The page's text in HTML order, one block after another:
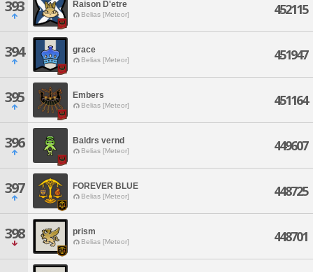
393 Raison D'etre
Belias [Meteor] 452115
394 grace
Belias [Meteor] 451947
395 Embers
Belias [Meteor] 451164
396 Baldrs vernd
Belias [Meteor] 449607
397 FOREVER BLUE
Belias [Meteor] 448725
398 prism
Belias [Meteor] 448701